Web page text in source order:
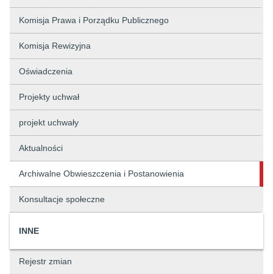
Komisja Prawa i Porządku Publicznego
Komisja Rewizyjna
Oświadczenia
Projekty uchwał
projekt uchwały
Aktualności
Archiwalne Obwieszczenia i Postanowienia
Konsultacje społeczne
INNE
Rejestr zmian